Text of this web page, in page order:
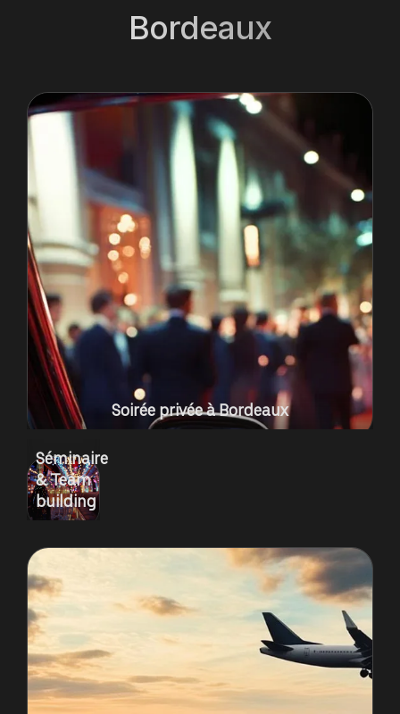
Bordeaux
Soirée privée à Bordeaux
Séminaire
& Team
building